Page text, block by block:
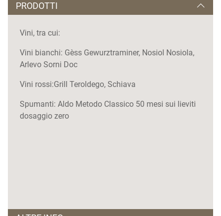
PRODOTTI
Vini, tra cui:
Vini bianchi: Gèss Gewurztraminer, Nosiol Nosiola,
Arlevo Sorni Doc
Vini rossi:Grill Teroldego, Schiava
Spumanti: Aldo Metodo Classico 50 mesi sui lieviti
dosaggio zero